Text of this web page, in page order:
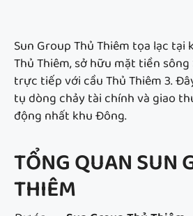
Sun Group Thủ Thiêm tọa lạc tại
Thủ Thiêm, sở hữu mặt tiền
trực tiếp với cầu Thủ Thiêm 3.
tụ dòng chảy tài chính và giao
động nhất khu Đông.
TỔNG QUANSUN
THIÊM